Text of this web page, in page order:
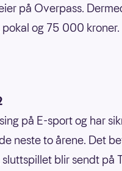
på Overpass.
og 75 000 kroner.
på E-sport og har
neste to årene. Det
sluttspillet blir sendt